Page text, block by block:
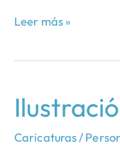
Leer más »
Caricaturas /
Ilustración
Android
Girl